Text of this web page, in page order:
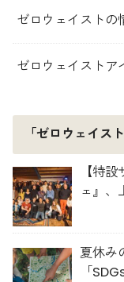
ゼロウェイストの
ゼロウェイストア
「ゼロウェイス
【特
ェ』、
夏休み
「